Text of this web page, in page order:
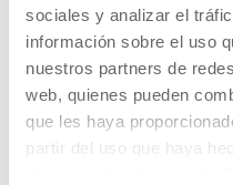
sociales y analizar el
información sobre el uso
nuestros partners de
web, quienes pueden
que les haya
partir del uso que haya
SEE ALL ARTISTS AND